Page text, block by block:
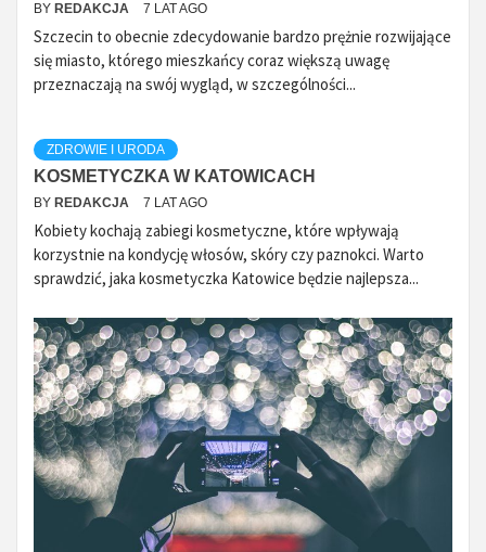
BY REDAKCJA 7 LAT AGO
Szczecin to obecnie zdecydowanie bardzo prężnie rozwijające
się miasto, którego mieszkańcy coraz większą uwagę
przeznaczają na swój wygląd, w szczególności...
ZDROWIE I URODA
KOSMETYCZKA W KATOWICACH
BY REDAKCJA 7 LAT AGO
Kobiety kochają zabiegi kosmetyczne, które wpływają
korzystnie na kondycję włosów, skóry czy paznokci. Warto
sprawdzić, jaka kosmetyczka Katowice będzie najlepsza...